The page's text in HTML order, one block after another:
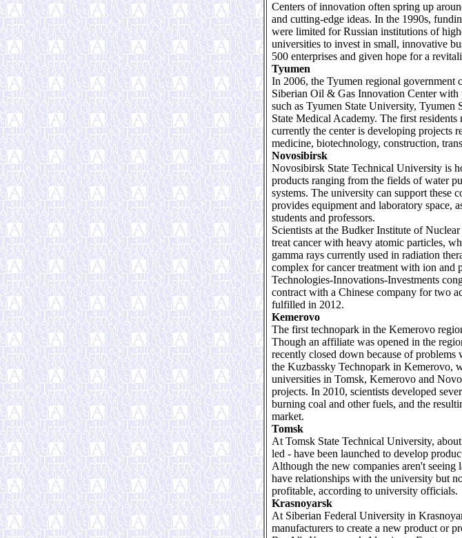
Centers of innovation often spring up
and cutting-edge ideas. In the 1990s,
were limited for Russian institutions of
universities to invest in small, innovative
500 enterprises and given hope for a
Tyumen
In 2006, the Tyumen regional government
Siberian Oil & Gas Innovation Center with
such as Tyumen State University,
State Medical Academy. The first
currently the center is developing projects
medicine, biotechnology, construction,
Novosibirsk
Novosibirsk State Technical University is
products ranging from the fields of water
systems. The university can support these
provides equipment and laboratory space,
students and professors.
Scientists at the Budker Institute of
treat cancer with heavy atomic particles,
gamma rays currently used in radiation
complex for cancer treatment with ion and
Technologies-Innovations-Investments
contract with a Chinese company for two
fulfilled in 2012.
Kemerovo
The first technopark in the Kemerovo
Though an affiliate was opened in the
recently closed down because of
the Kuzbassky Technopark in Kemerovo,
universities in Tomsk, Kemerovo and
projects. In 2010, scientists developed
burning coal and other fuels, and the
market.
Tomsk
At Tomsk State Technical University,
led - have been launched to develop
Although the new companies aren't seeing
have relationships with the university but
profitable, according to university officials.
Krasnoyarsk
At Siberian Federal University in
manufacturers to create a new product or